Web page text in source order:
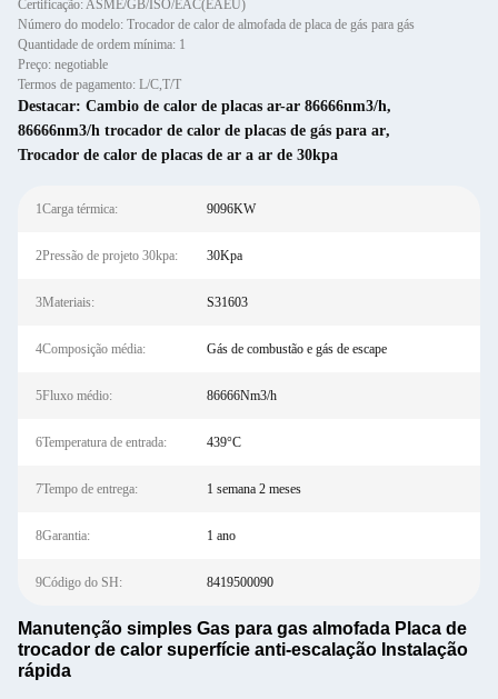
Certificação: ASME/GB/ISO/EAC(EAEU)
Número do modelo: Trocador de calor de almofada de placa de gás para gás
Quantidade de ordem mínima: 1
Preço: negotiable
Termos de pagamento: L/C,T/T
Destacar: Cambio de calor de placas ar-ar 86666nm3/h,
86666nm3/h trocador de calor de placas de gás para ar,
Trocador de calor de placas de ar a ar de 30kpa
1Carga térmica: 9096KW
2Pressão de projeto 30kpa: 30Kpa
3Materiais: S31603
4Composição média: Gás de combustão e gás de escape
5Fluxo médio: 86666Nm3/h
6Temperatura de entrada: 439°C
7Tempo de entrega: 1 semana 2 meses
8Garantia: 1 ano
9Código do SH: 8419500090
Manutenção simples Gas para gas almofada Placa de
trocador de calor superfície anti-escalação Instalação
rápida